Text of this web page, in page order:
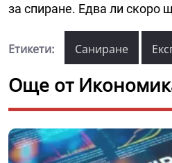
за спиране. Едва ли скоро
Етикети: Саниране
Още от